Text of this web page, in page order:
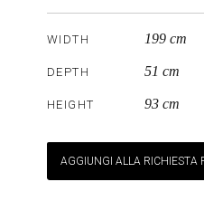
WIDTH 199 cm
DEPTH 51 cm
HEIGHT 93 cm
AGGIUNGI ALLA RICHIESTA